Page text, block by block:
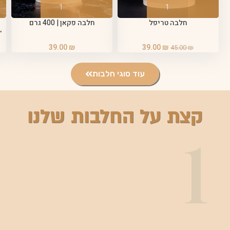
חלבה טריפל
45.00₪
39.00₪
חלבה פקאן | 400 גרם
39.00₪
עוד סוגי חלבות
קצת על החלבות שלנו